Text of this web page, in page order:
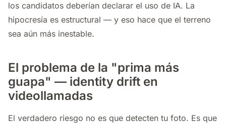
los candidatos deberían declarar el uso de IA. La
hipocresía es estructural — y eso hace que el terreno
sea aún más inestable.
El problema de la "prima más
guapa" — identity drift en
videollamadas
El verdadero riesgo no es que detecten tu foto. Es que